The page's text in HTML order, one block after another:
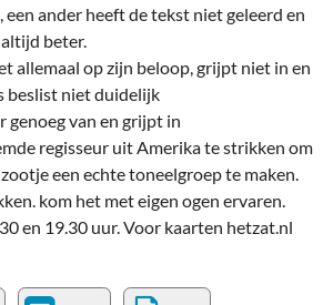
een ander heeft de tekst niet geleerd en
beter.
allemaal op zijn beloop, grijpt niet in en
beslist niet duidelijk
genoeg van en grijpt in
regisseur uit Amerika te strikken om
een echte toneelgroep te maken.
kom het met eigen ogen ervaren.
en 19.30 uur. Voor kaarten hetzat.nl